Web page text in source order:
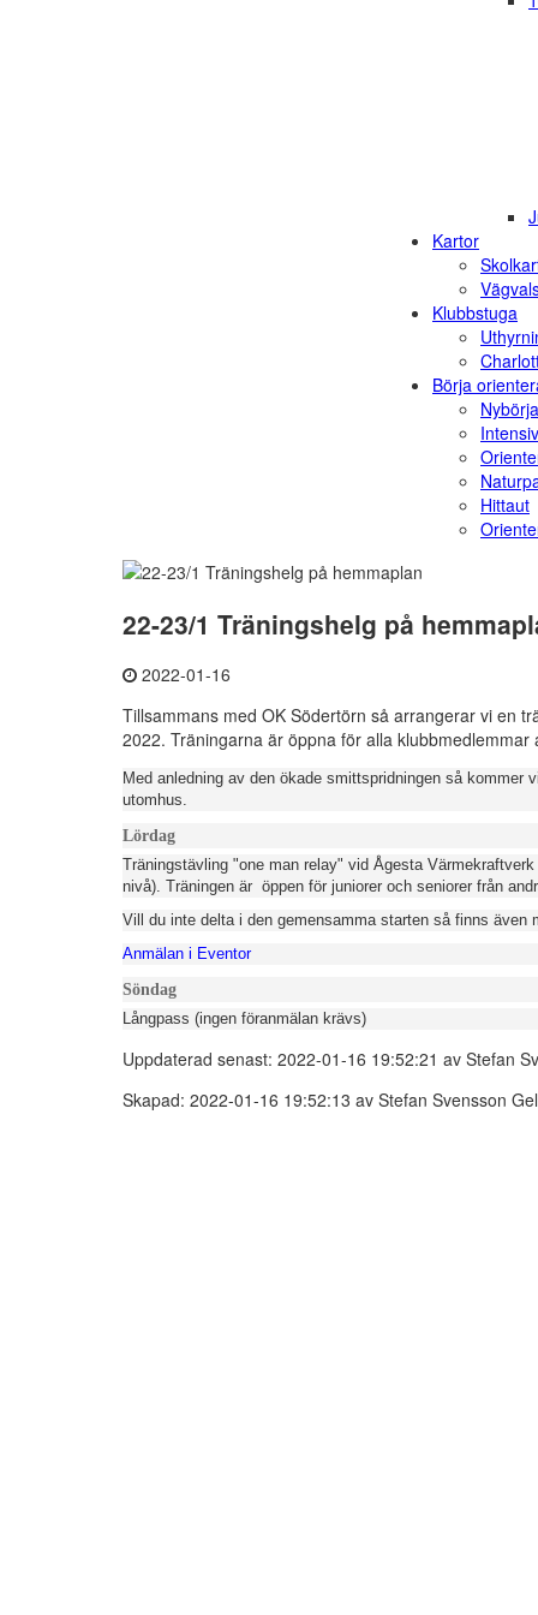
Kartor
Klubbstuga
Börja
Hittaut
22-23/1 Träningshelg på
2022-01-16
Tillsammans med OK Södertörn så arrangerar vi en
2022. Träningarna är öppna för alla klubbmedlemmar
Med anledning av den ökade smittspridningen så
utomhus.
Lördag
Träningstävling "one man relay" vid Ågesta
nivå). Träningen är öppen för juniorer och seniorer från
Vill du inte delta i den gemensamma starten så finns även
Anmälan i Eventor
Söndag
Långpass (ingen föranmälan krävs)
Uppdaterad senast: 2022-01-16 19:52:21 av Stefan
Skapad: 2022-01-16 19:52:13 av Stefan Svensson